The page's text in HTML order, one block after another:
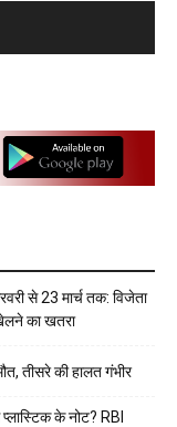
से 23 मार्च तक: विजेता
का खतरा
तीसरे की हालत गंभीर
के नोट? RBI